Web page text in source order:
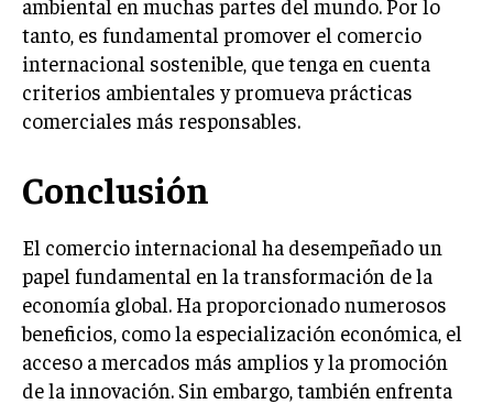
ÉTICA EMPRESARIAL Y RESPONSABILIDAD
SOCIAL
BLOG
Acerca de Últimas entradas
Laura Cisneros
Me llamo Laura Cisneros y siempre he sentido un
fuerte llamado hacia las historias globales. Como
periodista de temas internacionales, me sumerjo
en diferentes culturas y realidades. En mi tiempo
libre, me encanta bailar salsa y explorar nuevos géneros
musicales.
ambiental en muchas partes del mundo. Por lo
tanto, es fundamental promover el comercio
internacional sostenible, que tenga en cuenta
criterios ambientales y promueva prácticas
comerciales más responsables.
Conclusión
El comercio internacional ha desempeñado un
papel fundamental en la transformación de la
economía global. Ha proporcionado numerosos
beneficios, como la especialización económica, el
acceso a mercados más amplios y la promoción
de la innovación. Sin embargo, también enfrenta